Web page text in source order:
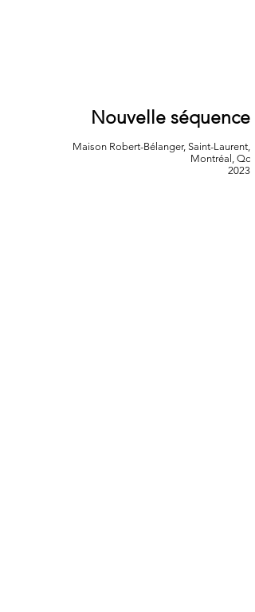
Nouvelle séquence
Maison Robert-Bélanger, Saint-Laurent,
Montréal, Qc
2023